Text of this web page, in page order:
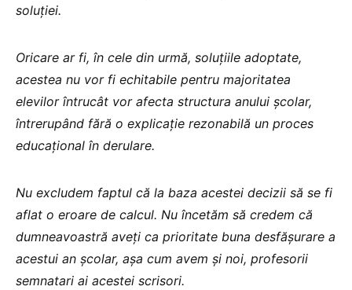
soluției.
Oricare ar fi, în cele din urmă, soluțiile adoptate,
acestea nu vor fi echitabile pentru majoritatea
elevilor întrucât vor afecta structura anului școlar,
întrerupând fără o explicație rezonabilă un proces
educațional în derulare.
Nu excludem faptul că la baza acestei decizii să se fi
aflat o eroare de calcul. Nu încetăm să credem că
dumneavoastră aveţi ca prioritate buna desfășurare a
acestui an școlar, aşa cum avem și noi, profesorii
semnatari ai acestei scrisori.